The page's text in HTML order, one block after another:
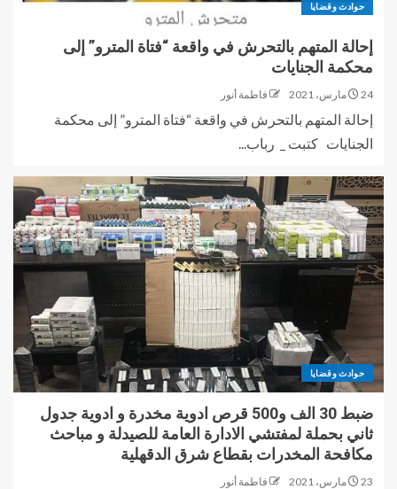
حوادث وقضايا
إحالة المتهم بالتحرش في واقعة “فتاة المترو” إلى
محكمة الجنايات
24 مارس، 2021 فاطمة أنور
إحالة المتهم بالتحرش في واقعة “فتاة المترو” إلى محكمة
الجنايات كتبت _ رباب...
حوادث وقضايا
ضبط 30 الف و500 قرص ادوية مخدرة و ادوية جدول
ثاني بحملة لمفتشي الادارة العامة للصيدلة و مباحث
مكافحة المخدرات بقطاع شرق الدقهلية
23 مارس، 2021 فاطمة أنور